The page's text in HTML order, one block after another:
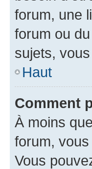
forum, une
forum ou
sujets,
Haut
Comment
À moins
forum,
Vous